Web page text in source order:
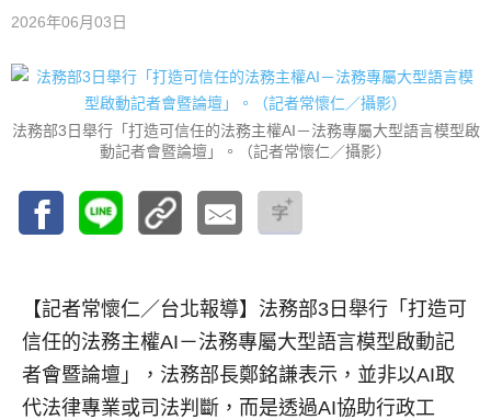
2026年06月03日
法務部3日舉行「打造可信任的法務主權AI－法務專屬大型語言模型啟
動記者會暨論壇」。（記者常懷仁／攝影）
【記者常懷仁／台北報導】 法務部3日舉行「打造可
信任的法務主權AI－法務專屬大型語言模型啟動記
者會暨論壇」，法務部長鄭銘謙表示，並非以AI取
代法律專業或司法判斷，而是透過AI協助行政工